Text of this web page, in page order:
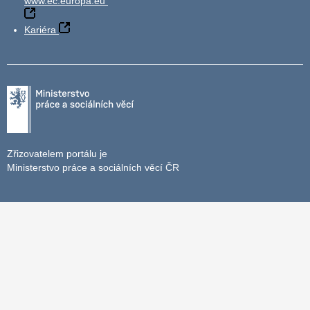
Kariéra
Zřizovatelem portálu je
Ministerstvo práce a sociálních věcí ČR